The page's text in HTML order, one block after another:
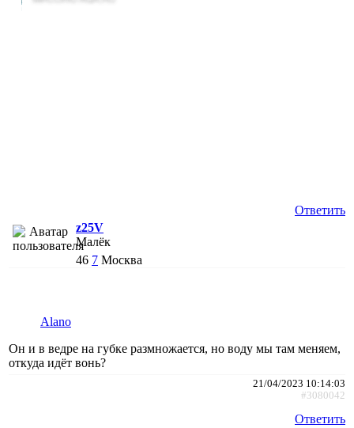
Ответить
z25V
Малёк
46 7 Москва
Alano
Он и в ведре на губке размножается, но воду мы там меняем,
откуда идёт вонь?
21/04/2023 10:14:03
#3080042
Ответить